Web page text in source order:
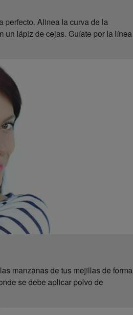
perfecto. Alinea la curva de la
un lápiz de cejas. Guíate por la línea
manzanas de tus mejillas de forma
se debe aplicar polvo de